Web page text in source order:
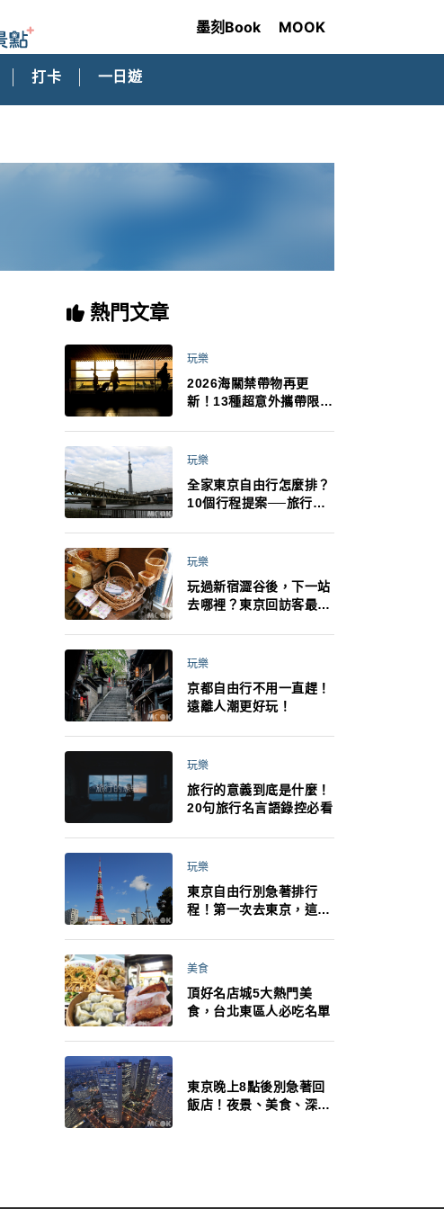
墨刻Book MOOK
打卡 一日遊
熱門文章
玩樂
2026海關禁帶物再更
新！13種超意外攜帶限
最高還罰百萬！注意事項
玩樂
全家東京自由行怎麼排？
10個行程提案──旅行不
法！
玩樂
玩過新宿澀谷後，下一站
去哪裡？東京回訪客最推
玩樂
京都自由行不用一直趕！
遠離人潮更好玩！
玩樂
旅行的意義到底是什麼！
20句旅行名言語錄控必看
玩樂
東京自由行別急著排行
程！第一次去東京，這10
美食
頂好名店城5大熱門美
食，台北東區人必吃名單
東京晚上8點後別急著回
飯店！夜景、美食、深夜